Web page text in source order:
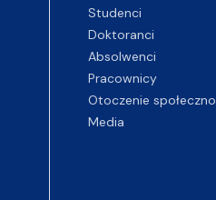
Studenci
Doktoranci
Absolwenci
Pracownicy
Otoczenie
Media